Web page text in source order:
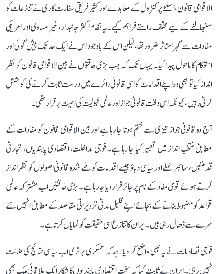
الاقوامی قانون، اسلحے پر کنٹرول کے معاہدے اور کثیر فریقی سفارت کاری نے تنازعات کو
سنبھالنے کے لیے مختلف راستے فراہم کیے۔ یہ نظام اکثر جانبدار، غیر مساوی اور امریکی
مفادات سے گہرا متاثر ضرور تھا، لیکن اس کے باوجود اس نے ایک حد تک پیش گوئی اور
استحکام کا ماحول پیدا کیا۔ یہاں تک کہ جب بڑی طاقتوں نے بین الاقوامی قانون کو نظر
انداز کیا تو بھی وہ اپنے اقدامات کو اسی قانونی دائرے میں درست ثابت کرنے کی کوشش
کرتی رہیں، کیونکہ اس وقت قانونی جواز اور عالمی قبولیت کی اہمیت برقرار تھی۔
آج وہ قانونی جواز تیزی سے ختم ہوتا جا رہا ہے اور بین الاقوامی قانون کو مفادات کے
مطابق منتخب انداز میں تعبیر کیا جا رہا ہے۔ فوجی مداخلت، اقتصادی پابندیاں، تجارتی
قدغنیں، سائبر حملے اور سیاسی دباؤ جیسے اقدامات کو طے شدہ قانونی اصولوں کو نظر انداز
کرتے ہوئے قومی مفاد کے نام پر جائز قرار دیا جا رہا ہے۔ بڑی طاقتیں اب مشترکہ عالمی
قواعد کو مضبوط بنانے کے بجائے اپنے قلیل مدتی تزویراتی مقاصد کے مطابق انہیں نئے
سرے سے ڈھال رہی ہیں۔ ایران کا تنازع اسی حقیقت کو نمایاں کرتا ہے۔
فوجی تصادمات نے یہ بھی واضح کر دیا ہے کہ عسکری برتری اب سیاسی نتائج کی ضمانت
نہیں رہی۔ ایران نے ثابت کیا کہ سخت اقتصادی پابندیوں کا شکار ایک علاقائی ملک بھی